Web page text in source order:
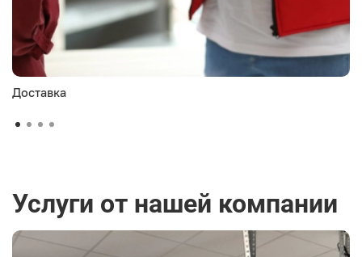
Доставка
Услуги от нашей компании